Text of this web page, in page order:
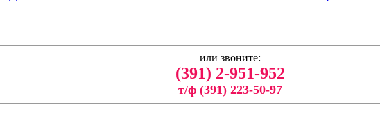
или звоните:
(391) 2-951-952
т/ф (391) 223-50-97